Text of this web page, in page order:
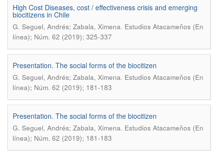
High Cost Diseases, cost / effectiveness crisis and emerging
biocitizens in Chile
G. Seguel, Andrés; Zabala, Ximena. Estudios Atacameños (En
línea); Núm. 62 (2019); 325-337
Presentation. The social forms of the biocitizen
G. Seguel, Andrés; Zabala, Ximena. Estudios Atacameños (En
línea); Núm. 62 (2019); 181-183
Presentation. The social forms of the biocitizen
G. Seguel, Andrés; Zabala, Ximena. Estudios Atacameños (En
línea); Núm. 62 (2019); 181-183